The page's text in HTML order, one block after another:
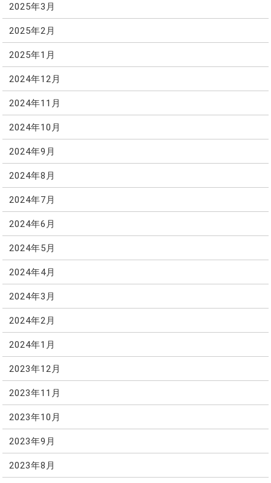
2025年3月
2025年2月
2025年1月
2024年12月
2024年11月
2024年10月
2024年9月
2024年8月
2024年7月
2024年6月
2024年5月
2024年4月
2024年3月
2024年2月
2024年1月
2023年12月
2023年11月
2023年10月
2023年9月
2023年8月